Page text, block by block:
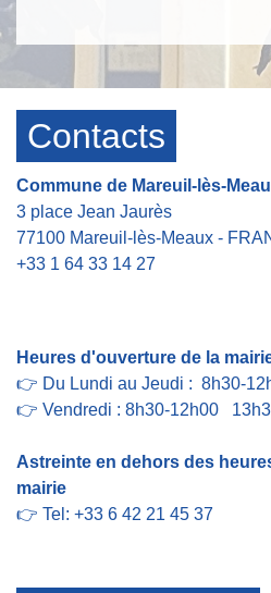
Contacts
Commune de Mareuil-lès-
3 place Jean Jaurès
77100 Mareuil-lès-Meaux -
+33 1 64 33 14 27
Heures d'ouverture de la
👉 Du Lundi au Jeudi : 8h30-
👉 Vendredi : 8h30-12h00
Astreinte en dehors des
mairie
👉 Tel: +33 6 42 21 45 37